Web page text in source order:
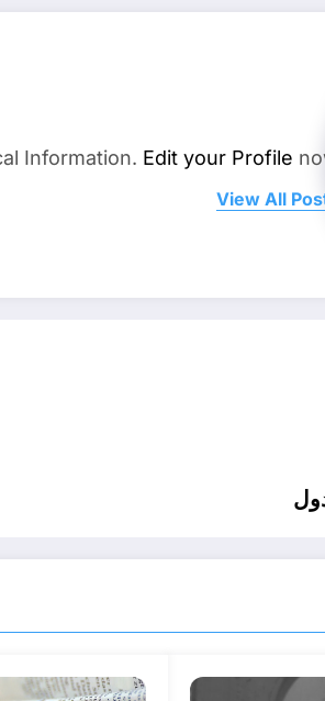
Information. Edit your Profile
View All